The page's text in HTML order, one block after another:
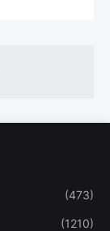
(473)
(1210)